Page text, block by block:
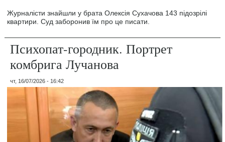
Журналісти знайшли у брата Олексія Сухачова 143 підозрілі
квартири. Суд заборонив їм про це писати.
Психопат-городник. Портрет
комбрига Лучанова
чт, 16/07/2026 - 16:42